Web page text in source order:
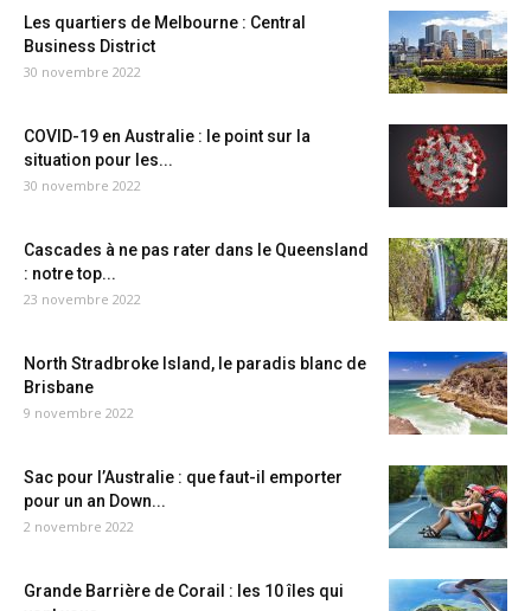
Les quartiers de Melbourne : Central
Business District
30 novembre 2022
COVID-19 en Australie : le point sur la
situation pour les...
30 novembre 2022
Cascades à ne pas rater dans le Queensland
: notre top...
23 novembre 2022
North Stradbroke Island, le paradis blanc de
Brisbane
9 novembre 2022
Sac pour l’Australie : que faut-il emporter
pour un an Down...
2 novembre 2022
Grande Barrière de Corail : les 10 îles qui